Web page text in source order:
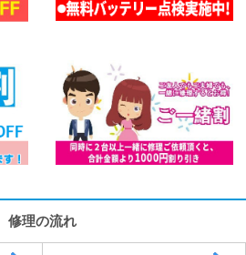
修理の流れ